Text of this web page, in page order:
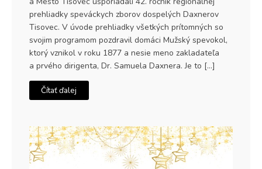
prehliadky speváckych zborov dospelých Daxnerov
Tisovec. V úvode prehliadky všetkých prítomných so
svojim programom pozdravil domáci Mužský spevokol,
ktorý vznikol v roku 1877 a nesie meno zakladateľa
a prvého dirigenta, Dr. Samuela Daxnera. Je to […]
Čítať ďalej